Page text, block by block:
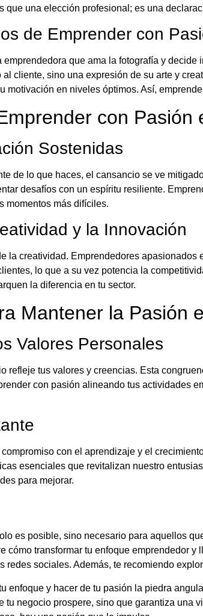
que una elección profesional; es una
de Emprender con
que ama la fotografía y
cliente, sino una expresión de su arte y
motivación en niveles óptimos. Así,
con Pasión
Sostenidas
de lo que haces, el cansancio se ve
desafíos con un espíritu resiliente.
momentos más difíciles.
y la Innovación
la creatividad. Emprendedores
lo que a su vez potencia la
la diferencia en tu sector.
Mantener la Pasión
Valores Personales
refleje tus valores y creencias. Esta
con pasión alineando tus actividades
con el aprendizaje y el
esenciales que revitalizan nuestro
para mejorar.
es posible, sino necesario para aquellos
cómo transformar tu enfoque emprendedor
redes sociales. Además, te recomiendo
enfoque y hacer de tu pasión la piedra
tu negocio prospere, sino que garantiza una